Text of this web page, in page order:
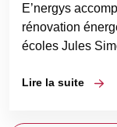
E’nergys
rénovation
écoles Jules
Lire la suite